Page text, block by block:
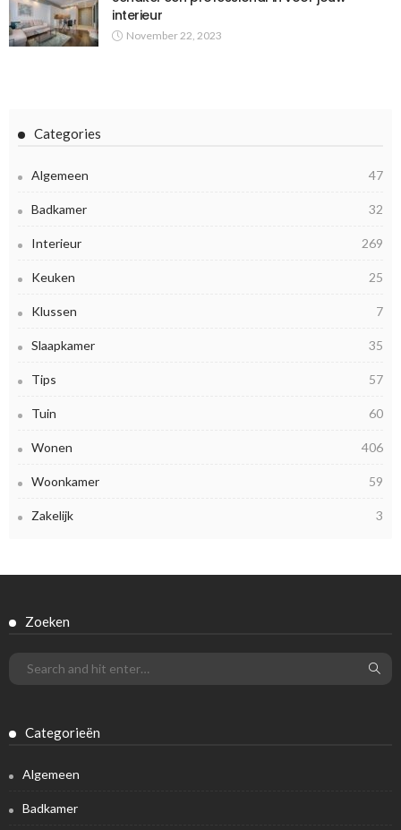
interieur
November 22, 2023
Categories
Algemeen 47
Badkamer 32
Interieur 269
Keuken 25
Klussen 7
Slaapkamer 35
Tips 57
Tuin 60
Wonen 406
Woonkamer 59
Zakelijk 3
Zoeken
Categorieën
Algemeen
Badkamer